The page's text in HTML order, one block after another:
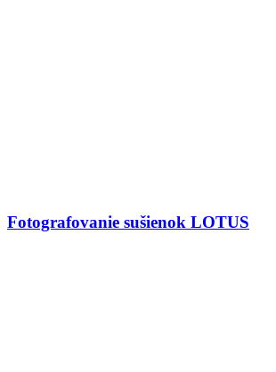
Fotografovanie sušienok LOTUS